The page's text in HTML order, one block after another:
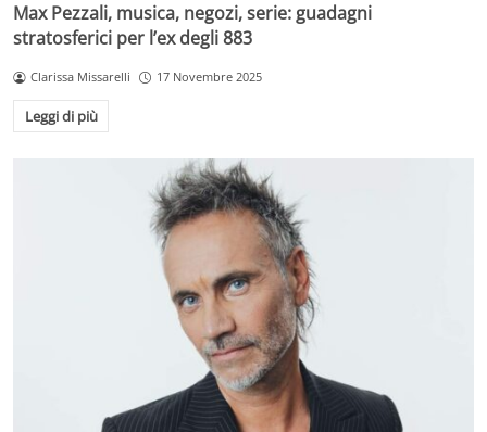
Max Pezzali, musica, negozi, serie: guadagni
stratosferici per l’ex degli 883
Clarissa Missarelli 17 Novembre 2025
Leggi di più